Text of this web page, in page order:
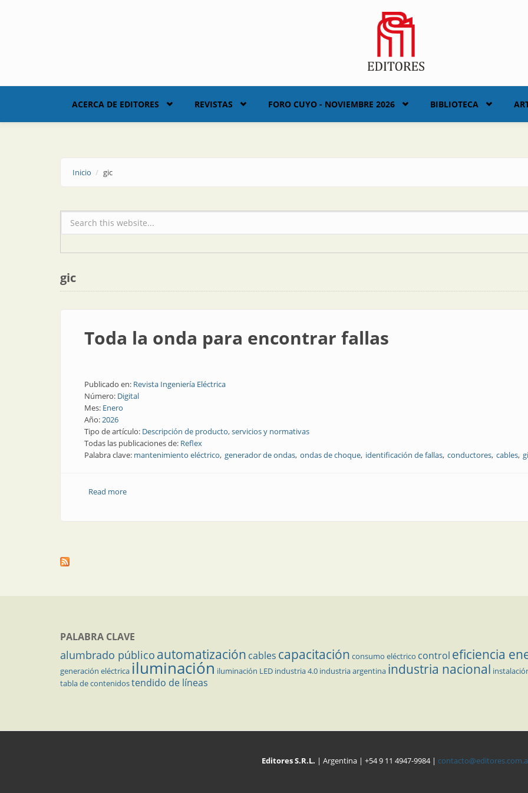
ACERCA DE EDITORES REVISTAS FORO CUYO - NOVIEMBRE 2026 BIBLIOTECA
Inicio gic
Formulario de búsqueda
gic
Toda la onda para encontrar fallas
Publicado en: Revista Ingeniería Eléctrica
Número: Digital
Mes: Enero
Año:2026
Tipo de artículo: Descripción de producto, servicios y normativas
Todas las publicaciones de: Reflex
Palabra clave: mantenimiento eléctrico generador de ondas ondas de choque identificación de fallas conductores cables
Read moreabout Toda la onda para encontrar fallas
PALABRA CLAVE
alumbrado público automatización cables capacitación consumo eléctrico control eficiencia
generación eléctrica iluminación iluminación LED industria 4.0 industria argentina industria nacional
tabla de contenidostendido de líneas
Editores S.R.L. | Argentina | +54 9 11 4947-9984 |